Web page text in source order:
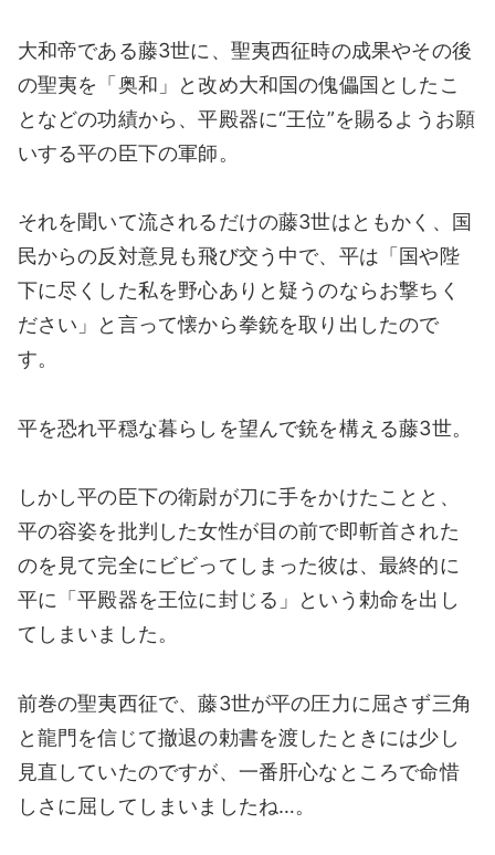
大和帝である藤3世に、聖夷西征時の成果やその後
の聖夷を「奥和」と改め大和国の傀儡国としたこ
となどの功績から、平殿器に“王位”を賜るようお願
いする平の臣下の軍師。
それを聞いて流されるだけの藤3世はともかく、国
民からの反対意見も飛び交う中で、平は「国や陛
下に尽くした私を野心ありと疑うのならお撃ちく
ださい」と言って懐から拳銃を取り出したので
す。
平を恐れ平穏な暮らしを望んで銃を構える藤3世。
しかし平の臣下の衛尉が刀に手をかけたことと、
平の容姿を批判した女性が目の前で即斬首された
のを見て完全にビビってしまった彼は、最終的に
平に「平殿器を王位に封じる」という勅命を出し
てしまいました。
前巻の聖夷西征で、藤3世が平の圧力に屈さず三角
と龍門を信じて撤退の勅書を渡したときには少し
見直していたのですが、一番肝心なところで命惜
しさに屈してしまいましたね…。